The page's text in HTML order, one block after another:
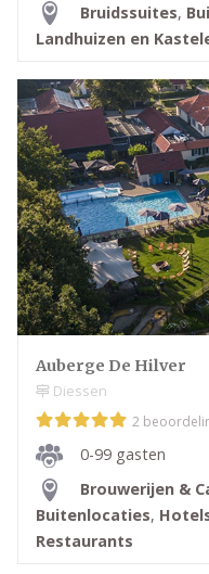
Bruidssuites,
Landhuizen en
Auberge De Hilver
Diessen
2
0-99 gasten
Brouwerijen &
Buitenlocaties,
Restaurants